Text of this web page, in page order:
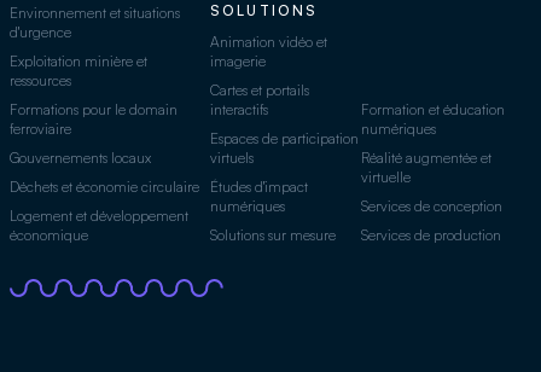
Environnement et situations
d'urgence
Exploitation minière et
ressources
Formations pour le domain
ferroviaire
Gouvernements locaux
Déchets et économie circulaire
Logement et développement
économique
SOLUTIONS
Animation vidéo et
imagerie
Cartes et portails
interactifs
Espaces de participation
virtuels
Études d'impact
numériques
Solutions sur mesure
Formation et éducation
numériques
Réalité augmentée et
virtuelle
Services de conception
Services de production